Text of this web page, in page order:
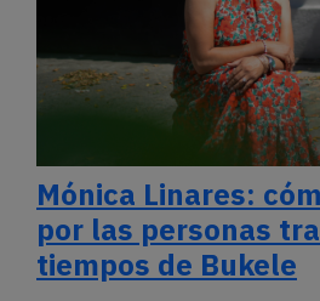
Mónica Linares:
por las personas
tiempos de Bukele